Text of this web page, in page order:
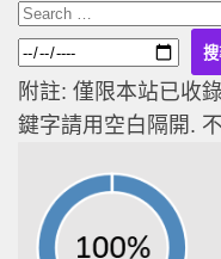
附註: 僅限本站已收
鍵字請用空白隔開.